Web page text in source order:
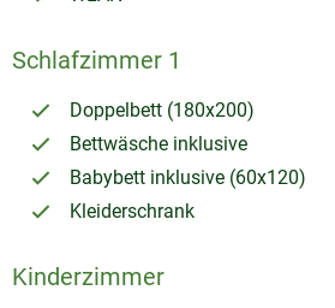
Schlafzimmer 1
Doppelbett (180x200)
Bettwäsche inklusive
Babybett inklusive (60x120)
Kleiderschrank
Kinderzimmer